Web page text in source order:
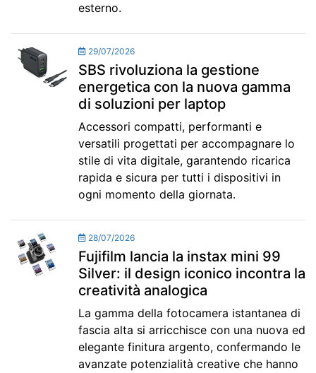
esterno.
29/07/2026
SBS rivoluziona la gestione
energetica con la nuova gamma
di soluzioni per laptop
Accessori compatti, performanti e
versatili progettati per accompagnare lo
stile di vita digitale, garantendo ricarica
rapida e sicura per tutti i dispositivi in
ogni momento della giornata.
28/07/2026
Fujifilm lancia la instax mini 99
Silver: il design iconico incontra la
creatività analogica
La gamma della fotocamera istantanea di
fascia alta si arricchisce con una nuova ed
elegante finitura argento, confermando le
avanzate potenzialità creative che hanno